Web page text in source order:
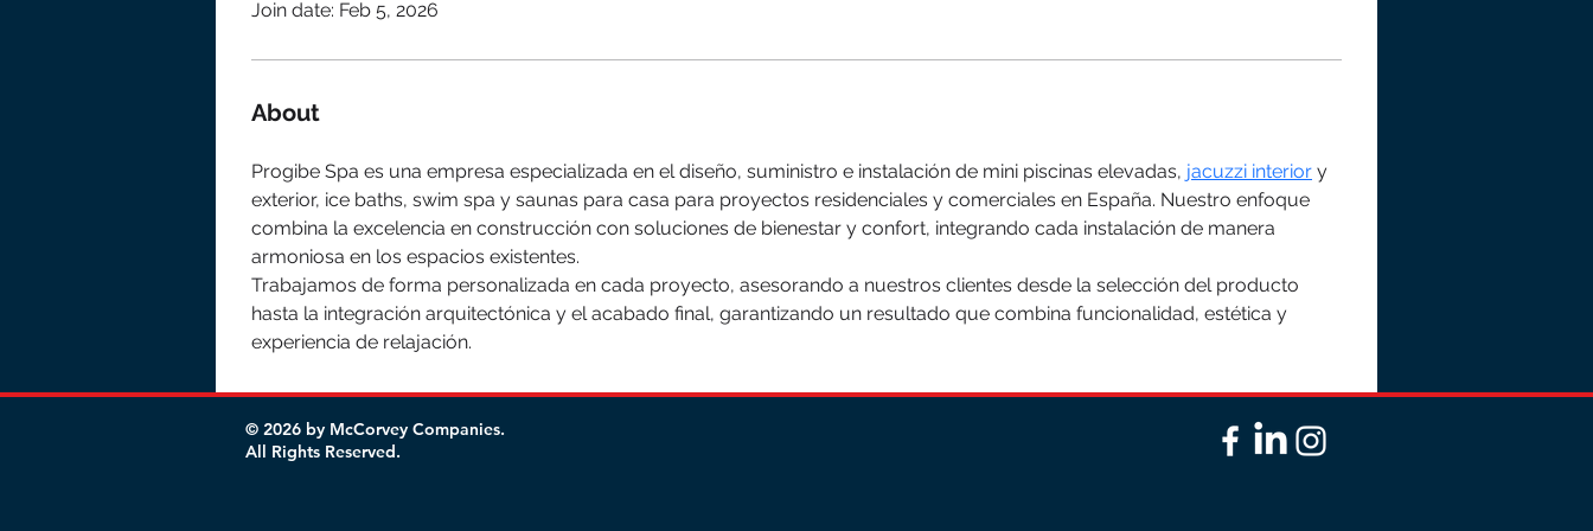
Join date: Feb 5, 2026
About
Progibe Spa es una empresa especializada en el diseño, suministro e instalación de mini piscinas elevadas, jacuzzi interior y
exterior, ice baths, swim spa y saunas para casa para proyectos residenciales y comerciales en España. Nuestro enfoque
combina la excelencia en construcción con soluciones de bienestar y confort, integrando cada instalación de manera
armoniosa en los espacios existentes.
Trabajamos de forma personalizada en cada proyecto, asesorando a nuestros clientes desde la selección del producto
hasta la integración arquitectónica y el acabado final, garantizando un resultado que combina funcionalidad, estética y
experiencia de relajación.
© 2026 by McCorvey Companies.
All Rights Reserved.